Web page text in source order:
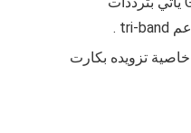
tri-band .
خاصية تزويده بكارت